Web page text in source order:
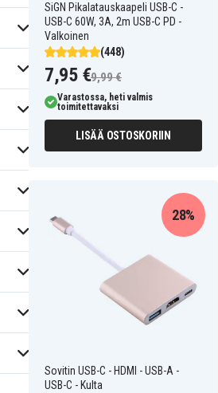
SiGN Pikalatauskaapeli USB-C -
USB-C 60W, 3A, 2m USB-C PD -
Valkoinen
(448)
7,95 €9,99 €
Varastossa, heti valmis
toimitettavaksi
LISÄÄ OSTOSKORIIN
Sovitin USB-C - HDMI - USB-A -
USB-C - Kulta
28%